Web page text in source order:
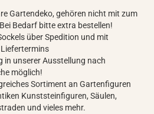
Gartendeko, gehören nicht mit zum
Bedarf bitte extra bestellen!
über Spedition und mit
in unserer Ausstellung nach
möglich!
Sortiment an Gartenfiguren
Kunststeinfiguren, Säulen,
und vieles mehr.